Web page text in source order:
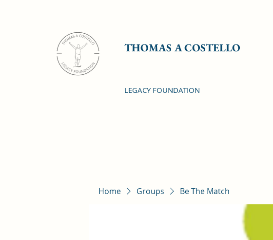
THOMAS A COSTELLO
LEGACY FOUNDATION
Home Groups Be The Match